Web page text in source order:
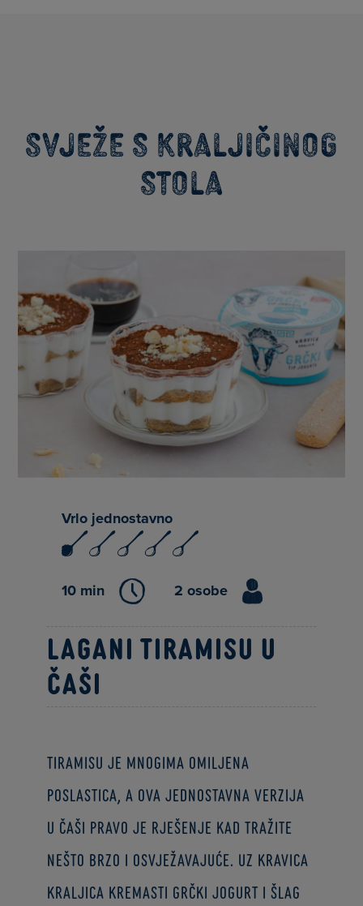
Svježe s kraljičinog
stola
Vrlo jednostavno
10 min 2 osobe
Lagani tiramisu u
čaši
Tiramisu je mnogima omiljena
poslastica, a ova jednostavna verzija
u čaši pravo je rješenje kad tražite
nešto brzo i osvježavajuće. Uz Kravica
Kraljica kremasti grčki jogurt i šlag